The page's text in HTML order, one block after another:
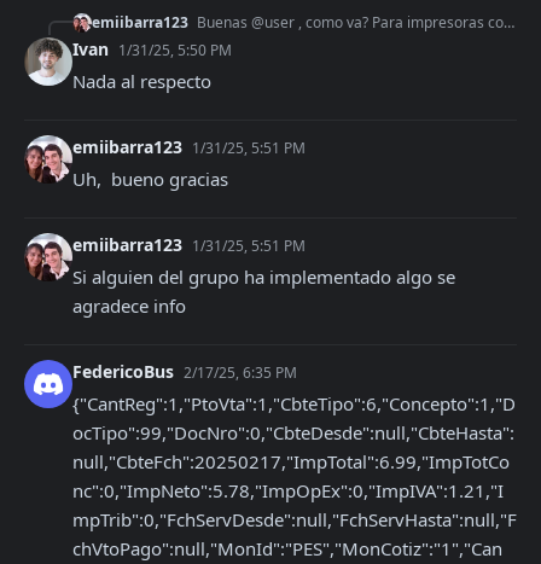
emiibarra123 Buenas @user , como va? Para impresoras controlar fiscal, hay documentacion al respecto??
Ivan 1/31/25, 5:50 PM
Nada al respecto
emiibarra123 1/31/25, 5:51 PM
Uh,  bueno gracias
emiibarra123 1/31/25, 5:51 PM
Si alguien del grupo ha implementado algo se
agradece info
FedericoBus 2/17/25, 6:35 PM
{"CantReg":1,"PtoVta":1,"CbteTipo":6,"Concepto":1,"D
ocTipo":99,"DocNro":0,"CbteDesde":null,"CbteHasta":
null,"CbteFch":20250217,"ImpTotal":6.99,"ImpTotCo
nc":0,"ImpNeto":5.78,"ImpOpEx":0,"ImpIVA":1.21,"I
mpTrib":0,"FchServDesde":null,"FchServHasta":null,"F
chVtoPago":null,"MonId":"PES","MonCotiz":"1","Can